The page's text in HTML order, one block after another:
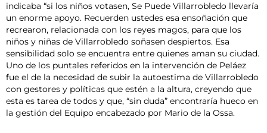
indicaba “si los niños votasen, Se Puede Villarrobledo llevaría
un enorme apoyo. Recuerden ustedes esa ensoñación que
recrearon, relacionada con los reyes magos, para que los
niños y niñas de Villarrobledo soñasen despiertos. Esa
sensibilidad solo se encuentra entre quienes aman su ciudad.
Uno de los puntales referidos en la intervención de Peláez
fue el de la necesidad de subir la autoestima de Villarrobledo
con gestores y políticas que estén a la altura, creyendo que
esta es tarea de todos y que, “sin duda” encontraría hueco en
la gestión del Equipo encabezado por Mario de la Ossa.